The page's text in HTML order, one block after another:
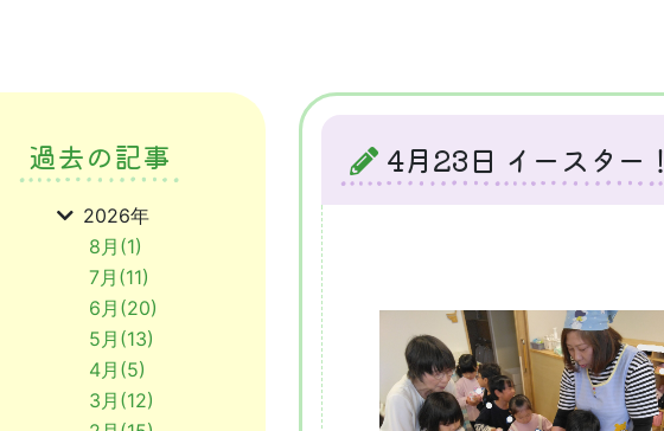
4月23日 イースター！
過去の記事
2026年
8月(1)
7月(11)
6月(20)
5月(13)
4月(5)
3月(12)